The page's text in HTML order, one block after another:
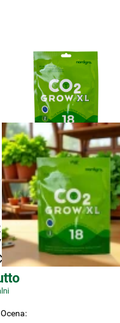
DWUTLENKU
DO UPRAWY
BOOST
Ocena: